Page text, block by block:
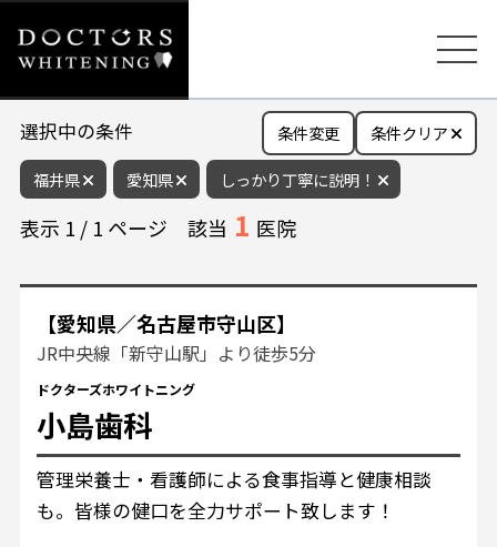
選択中の条件
福井県 愛知県 しっかり丁寧に説明！
条件変更 条件クリア
表示 1 / 1 ページ 該当 1 医院
【愛知県／名古屋市守山区】
JR中央線「新守山駅」より徒歩5分
ドクターズホワイトニング
小島歯科
管理栄養士・看護師による食事指導と健康相談
も。皆様の健口を全力サポート致します！